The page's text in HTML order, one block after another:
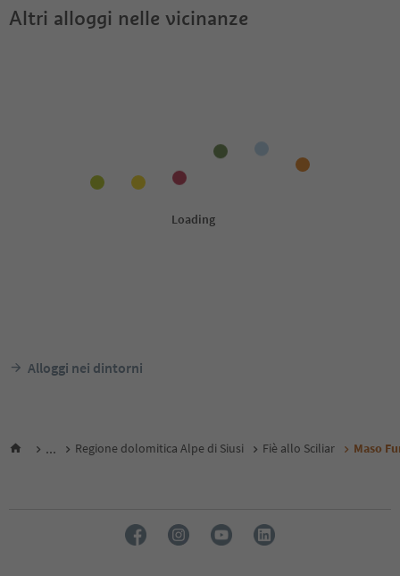
Altri alloggi nelle vicinanze
Alloggi nei dintorni
... Regione dolomitica Alpe di Siusi Fiè allo Sciliar Maso